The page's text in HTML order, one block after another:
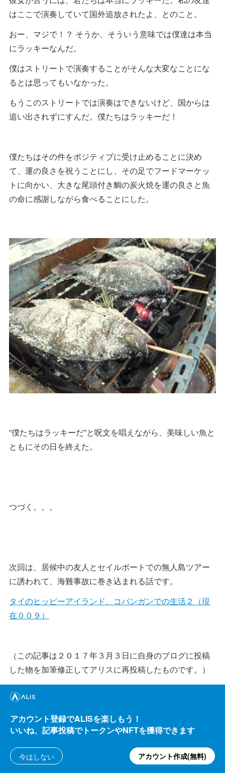
はここで演奏していて国外追放されたよ、とのこと。
おー、マジで！？ そうか、そういう意味では僕達は本当
にラッキーなんだ。
僕はストリートで演奏することがそんな大変なことにな
るとは思ってもいなかった。
もうこのストリートでは演奏はできないけど、国からは
追い出されずにすんだ。僕たちはラッキーだ！
僕たちはその件をポジティブに受け止めることに決め
て、運の良さを祝うことにし、その足でフードマーケッ
トに向かい、大きな尾頭付き鯛の炭火焼を運の良さと魚
の命に感謝しながら食べることにした。
”僕たちはラッキーだ”と呪文を唱えながら、美味しい魚と
ともにその日を終えた。
つづく。。。
次回は、居候中の友人とセイルボートでの無人島ツアー
に誘われて、海難事故に巻き込まれる話です。
タイのヒッピーアイランド、コパンガンでの生活２（現
在００９）
（この記事は２０１７年３月３日に自身のブログに投稿
した物を加筆修正してアリスに再投稿したものです。）
僕のブログを初めて読まれた方はこちらもどうぞ。
はじめに ー 自己紹介とブログ紹介
アカウント登録でALISを楽しもう！
いいね、記事投稿でトークンやNFTを獲得できます
今はしない アカウント作成(無料)